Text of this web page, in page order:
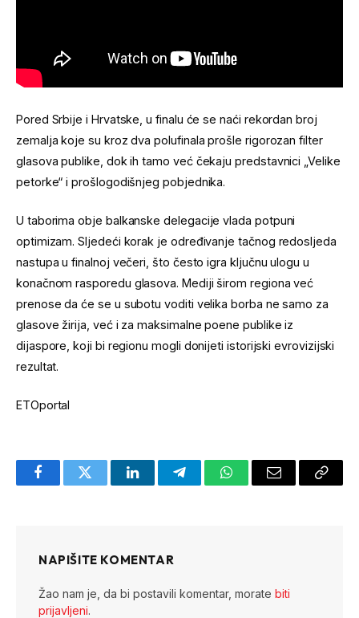
Pored Srbije i Hrvatske, u finalu će se naći rekordan broj
zemalja koje su kroz dva polufinala prošle rigorozan filter
glasova publike, dok ih tamo već čekaju predstavnici „Velike
petorke“ i prošlogodišnjeg pobjednika.
U taborima obje balkanske delegacije vlada potpuni
optimizam. Sljedeći korak je određivanje tačnog redosljeda
nastupa u finalnoj večeri, što često igra ključnu ulogu u
konačnom rasporedu glasova. Mediji širom regiona već
prenose da će se u subotu voditi velika borba ne samo za
glasove žirija, već i za maksimalne poene publike iz
dijaspore, koji bi regionu mogli donijeti istorijski evrovizijski
rezultat.
ETOportal
FacebookTwitter LinkedInTelegramWhatsAppEmail
Copy
NAPIŠITE KOMENTAR
Žao nam je, da bi postavili komentar, morate biti
prijavljeni.